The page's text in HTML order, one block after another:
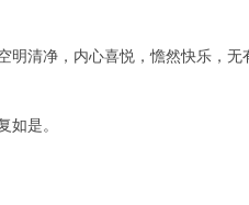
清净，内心喜悦，憺然快乐，
如是。